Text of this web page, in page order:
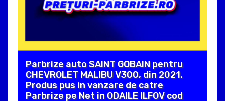
Parbrize auto SAINT GOBAIN pentru
CHEVROLET MALIBU V300, din 2021.
Produs pus in vanzare de catre
Parbrize pe Net in ODAILE ILFOV cod